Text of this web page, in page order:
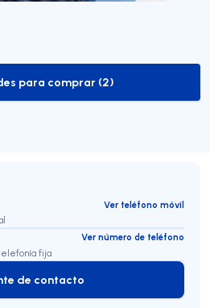
to-buy-listing
para comprar (2)
Ver teléfono móvil
Ver número de teléfono
fija
Agente de contacto
de contacto